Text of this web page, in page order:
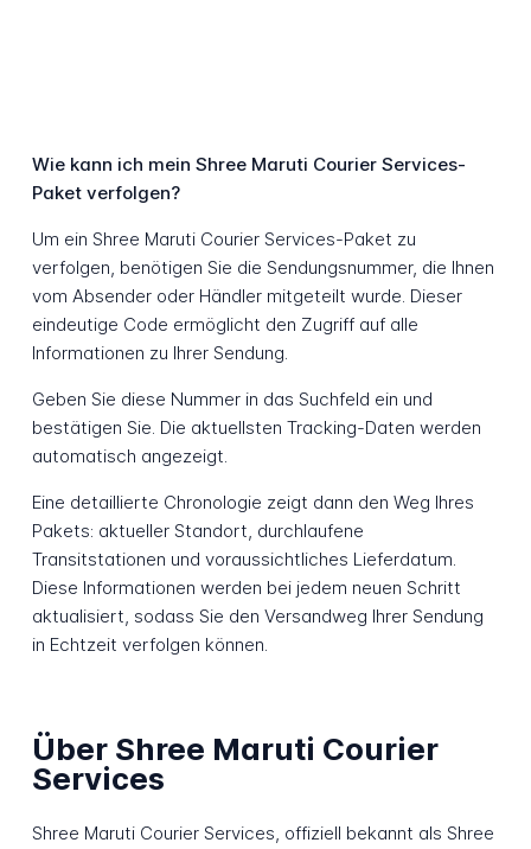
Wie kann ich mein Shree Maruti Courier Services-
Paket verfolgen?
Um ein Shree Maruti Courier Services-Paket zu
verfolgen, benötigen Sie die Sendungsnummer, die Ihnen
vom Absender oder Händler mitgeteilt wurde. Dieser
eindeutige Code ermöglicht den Zugriff auf alle
Informationen zu Ihrer Sendung.
Geben Sie diese Nummer in das Suchfeld ein und
bestätigen Sie. Die aktuellsten Tracking-Daten werden
automatisch angezeigt.
Eine detaillierte Chronologie zeigt dann den Weg Ihres
Pakets: aktueller Standort, durchlaufene
Transitstationen und voraussichtliches Lieferdatum.
Diese Informationen werden bei jedem neuen Schritt
aktualisiert, sodass Sie den Versandweg Ihrer Sendung
in Echtzeit verfolgen können.
Über Shree Maruti Courier
Services
Shree Maruti Courier Services, offiziell bekannt als Shree